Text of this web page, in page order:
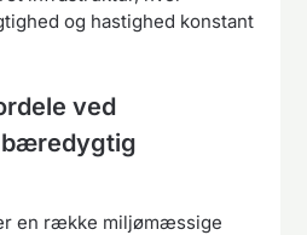
og hastighed konstant
ved
bæredygtig
en række miljømæssige